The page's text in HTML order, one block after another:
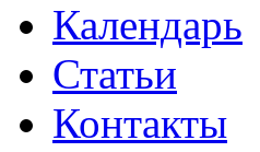
Календарь
Статьи
Контакты